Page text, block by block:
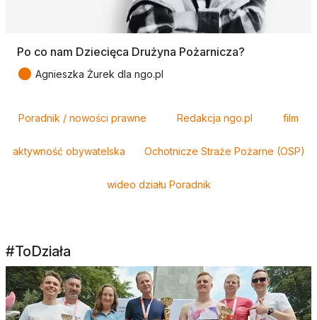
Po co nam Dziecięca Drużyna Pożarnicza?
● Agnieszka Żurek dla ngo.pl
Poradnik / nowości prawne Redakcja ngo.pl film
aktywność obywatelska Ochotnicze Straże Pożarne (OSP)
wideo działu Poradnik
#ToDziała